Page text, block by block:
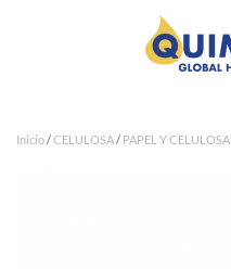
Ir al contenido principal
Inicio/CELULOSA/ PAPEL Y CELULOSA